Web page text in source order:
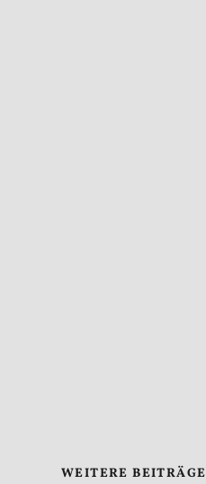
WEITERE BEITRÄGE